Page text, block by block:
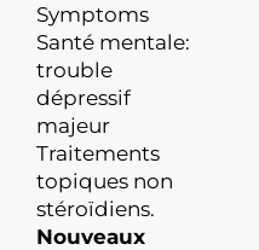
Symptoms
Santé mentale:
trouble
dépressif
majeur
Traitements
topiques non
stéroïdiens.
Nouveaux